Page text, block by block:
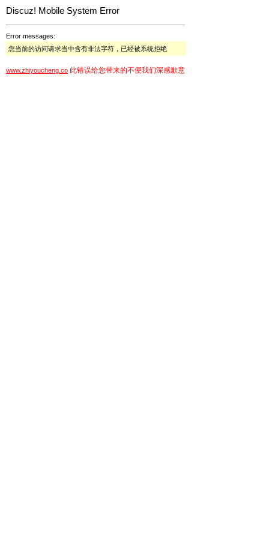
Discuz! Mobile System Error
Error messages:
您当前的访问请求当中含有非法字符，已经被系统拒绝
www.zhiyoucheng.co 此错误给您带来的不便我们深感歉意